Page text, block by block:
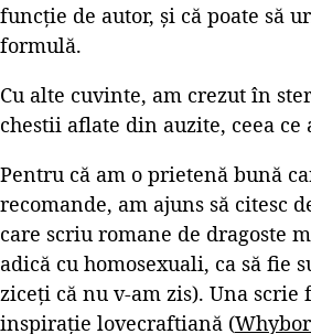
funcție de autor, și că poate să
formulă.
Cu alte cuvinte, am crezut în
chestii aflate din auzite, ceea ce
Pentru că am o prietenă bună
recomande, am ajuns să citesc
care scriu romane de dragoste
adică cu homosexuali, ca să fie
ziceți că nu v-am zis). Una scrie
inspirație lovecraftiană (